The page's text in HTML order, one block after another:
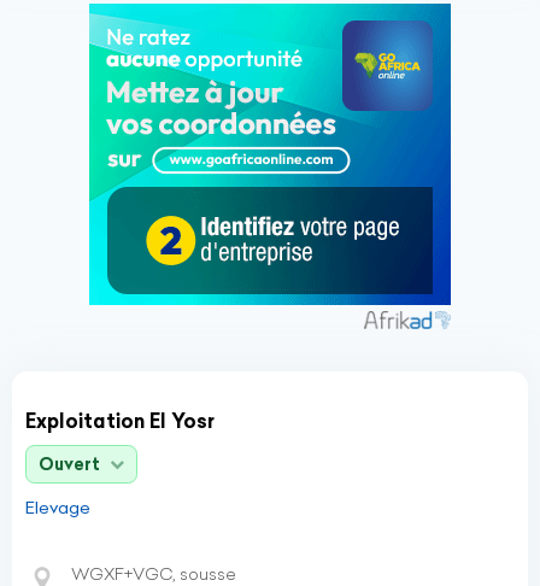
Exploitation El Yosr
Ouvert
Elevage
WGXF+VGC, sousse